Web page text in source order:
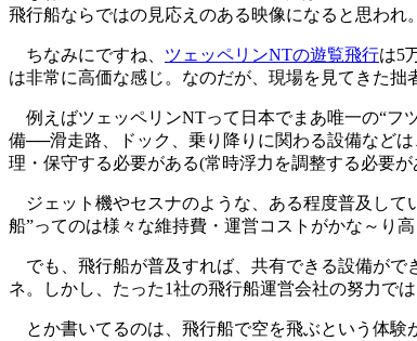
飛行船ならではの見応えのある映像になると思われ。
ちなみにですね、 ツェッペリンNTの遊覧飛行は5
は非常に高価な感じ。なのだが、現場を見てきた拙
例えばツェッペリンNTって日本でまあ唯一の“フ
備──滑走路、ドック、乗り降りに関わる設備など
理・保守する必要がある(常時浮力を調整する必要が
ジェット機やセスナのような、ある程度普及して
船”ってのは様々な維持費・運営コストがかな～り高
でも、飛行船が普及すれば、共有できる設備がで
ネ。しかし、たった1社の飛行船運営会社の努力で
とか書いてるのは、飛行船で空を飛ぶという体験